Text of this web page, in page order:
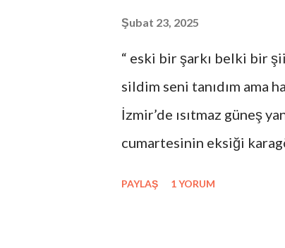
Şubat 23, 2025
“ eski bir şarkı belki bir
sildim seni tanıdım ama
İzmir’de ısıtmaz güneş
cumartesinin eksiği
PAYLAŞ 1 YORUM